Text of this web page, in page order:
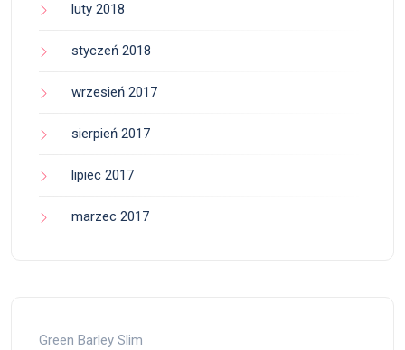
luty 2018
styczeń 2018
wrzesień 2017
sierpień 2017
lipiec 2017
marzec 2017
Green Barley Slim